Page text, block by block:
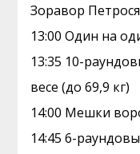
Зоравор
13:00 Один на
13:35 10-
весе (до 69,9 кг)
14:00 Мешки
14:45 6-